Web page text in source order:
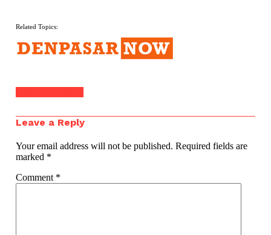
Related Topics:
Leave a Reply
Your email address will not be published. Required fields are
marked *
Comment *